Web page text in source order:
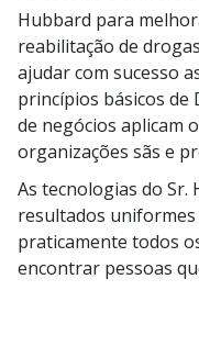
O que é a Grandeza?
Hubbard para
reabilitação de
ajudar com sucesso
princípios básicos de
de negócios aplicam
organizações sãs e
As tecnologias do Sr.
resultados uniformes
praticamente todos
encontrar pessoas